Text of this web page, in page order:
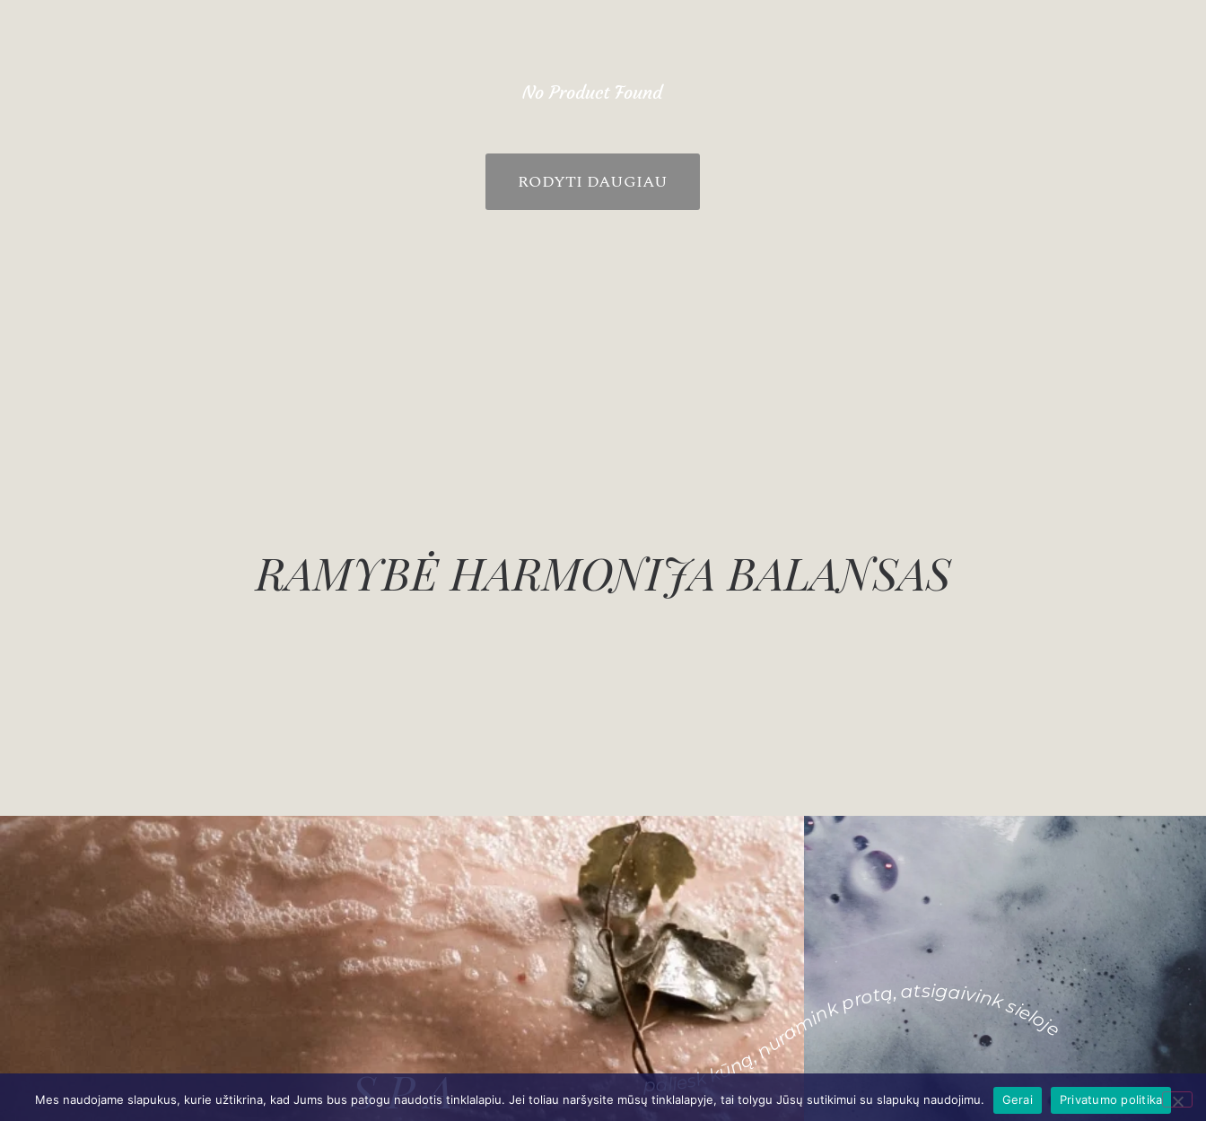
No Product Found
RODYTI DAUGIAU
RAMYBĖ HARMONIJA BALANSAS
S P A paliesk kūną, nuramink protą, atsigaivink sieloje
Mes naudojame slapukus, kurie užtikrina, kad Jums bus patogu naudotis tinklalapiu. Jei toliau naršysite mūsų tinklalapyje, tai tolygu Jūsų sutikimui su slapukų naudojimu. Gerai Privatumo politika